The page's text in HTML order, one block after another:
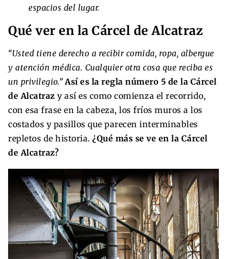
espacios del lugar.
Qué ver en la Cárcel de Alcatraz
“Usted tiene derecho a recibir comida, ropa, albergue
y atención médica. Cualquier otra cosa que reciba es
un privilegio.” Así es la regla número 5 de la Cárcel
de Alcatraz y así es como comienza el recorrido,
con esa frase en la cabeza, los fríos muros a los
costados y pasillos que parecen interminables
repletos de historia. ¿Qué más se ve en la Cárcel
de Alcatraz?